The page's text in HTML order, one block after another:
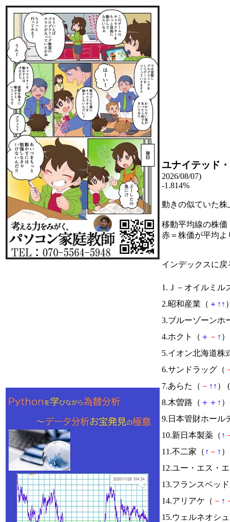
ユナイテッド
2026/08/07)
-1.814%
動きの似ていた
移動平均線の株価
赤＝株価が平均
インデックスに戻
1.Ｊ－オイルミル
2.昭和産業（ ＋ ↑ ↑
3.ブルーゾーンホ
4.ホクト（ ＋ － ↑
5.イオン北海道株
6.サンドラッグ（
7.あらた（ － ↑ ↑ ） (
8.木曽路（ ＋ ＋ ↑
9.日本管財ホール
10.新日本製薬（ ↑
11.不二家（ ↑ － ↑
12.ユー・エス・
13.フランスベッ
14.アリアケ（ － ↑
15.ウェルネオシ